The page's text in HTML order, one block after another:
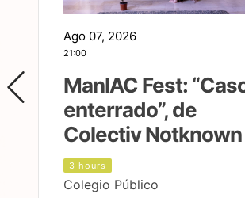
Ago 07, 2026
21:00
ManIAC Fest:
enterrado”, de
Colectiv Notknown
3 hours
Colegio Público